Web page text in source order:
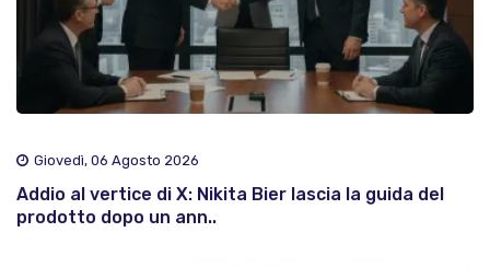
Giovedì, 06 Agosto 2026
Addio al vertice di X: Nikita Bier lascia la guida del
prodotto dopo un ann..